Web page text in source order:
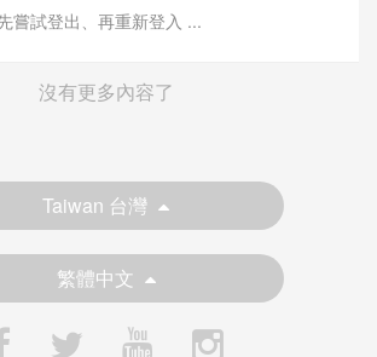
嘗試登出、再重新登入 ...
沒有更多內容了
Taiwan 台灣
繁體中文